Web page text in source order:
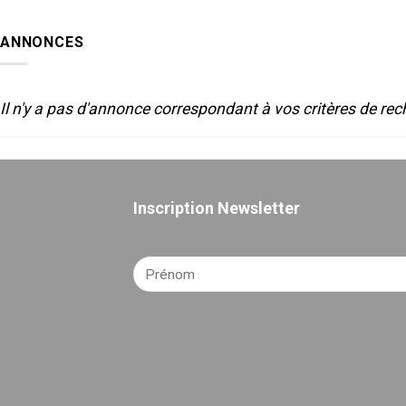
ANNONCES
Il n'y a pas d'annonce correspondant à vos critères de
Inscription Newsletter